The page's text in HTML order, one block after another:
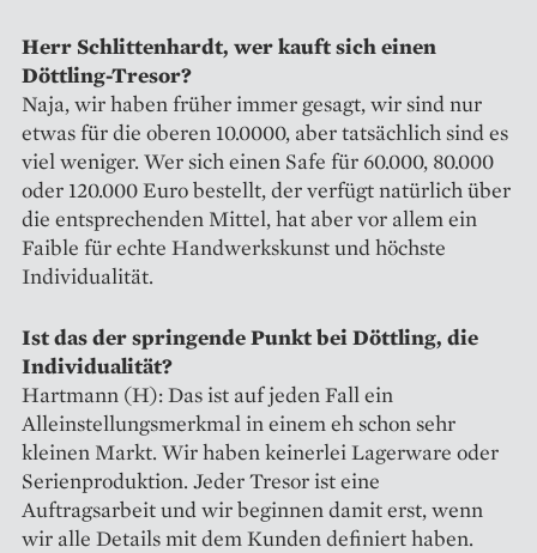
Herr Schlittenhardt, wer kauft sich einen
Döttling-Tresor?
Naja, wir haben früher immer gesagt, wir sind nur
etwas für die oberen 10.0000, aber tatsächlich sind es
viel weniger. Wer sich einen Safe für 60.000, 80.000
oder 120.000 Euro bestellt, der verfügt natürlich über
die entsprechenden Mittel, hat aber vor allem ein
Faible für echte Handwerkskunst und höchste
Individualität.
Ist das der springende Punkt bei Döttling, die
Individualität?
Hartmann (H): Das ist auf jeden Fall ein
Alleinstellungsmerkmal in einem eh schon sehr
kleinen Markt. Wir haben keinerlei Lagerware oder
Serienproduktion. Jeder Tresor ist eine
Auftragsarbeit und wir beginnen damit erst, wenn
wir alle Details mit dem Kunden definiert haben.